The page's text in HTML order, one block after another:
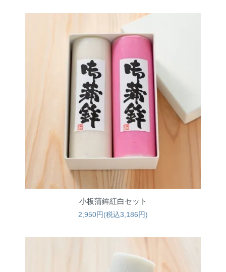
小板蒲鉾紅白セット
2,950円(税込3,186円)